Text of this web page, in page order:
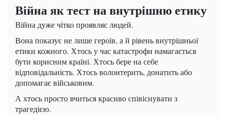
Війна як тест на внутрішню етику
Війна дуже чітко проявляє людей.
Вона показує не лише героїв, а й рівень внутрішньої
етики кожного. Хтось у час катастрофи намагається
бути корисним країні. Хтось бере на себе
відповідальність. Хтось волонтерить, донатить або
допомагає військовим.
А хтось просто вчиться красиво співіснувати з
трагедією.